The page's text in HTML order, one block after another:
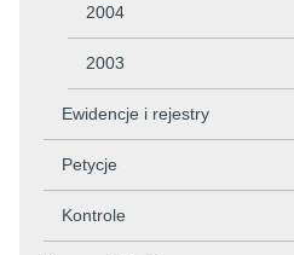
2004
2003
Ewidencje i rejestry
Petycje
Kontrole